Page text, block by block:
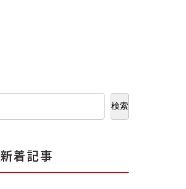
検索
新着記事